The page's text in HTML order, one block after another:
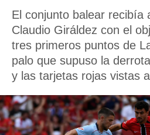
las
y
forma
basada
El conjunto balear recibía
Claudio Giráldez con el
tres primeros puntos de
palo que supuso la
y las tarjetas rojas vistas